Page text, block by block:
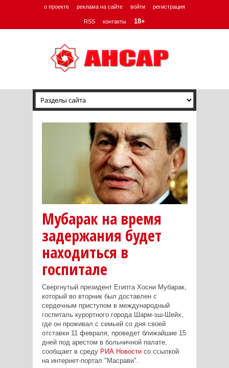
о проекте реклама на сайте войти регистрация
RSS контакты 18+
Мубарак на время
задержания будет
находиться в
госпитале
Свергнутый президент Египта Хосни Мубарак,
который во вторник был доставлен с
сердечным приступом в международный
госпиталь курортного города Шарм-эш-Шейх,
где он проживал с семьей со дня своей
отставки 11 февраля, проведет ближайшие 15
дней под арестом в больничной палате,
сообщает в среду РИА Новостисо ссылкой
на интернет-портал "Масрави".